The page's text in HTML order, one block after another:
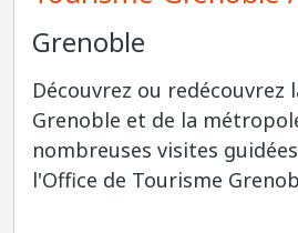
Grenoble
Découvrez ou redécouvrez
Grenoble et de la
nombreuses visites
l'Office de Tourisme